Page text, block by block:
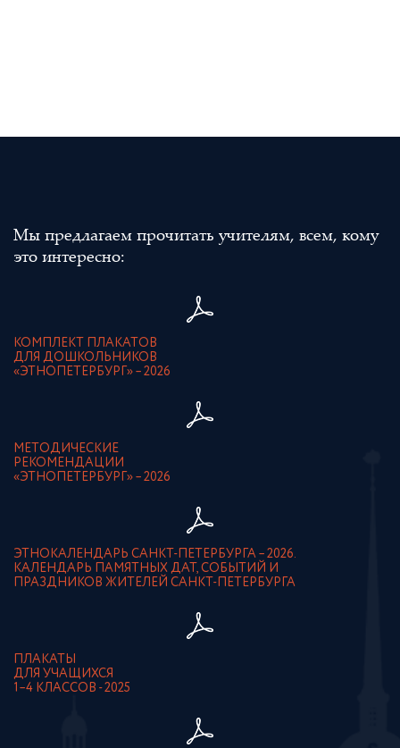
Мы предлагаем прочитать учителям, всем, кому
это интересно:
КОМПЛЕКТ ПЛАКАТОВ
ДЛЯ ДОШКОЛЬНИКОВ
«ЭТНОПЕТЕРБУРГ» – 2026
МЕТОДИЧЕСКИЕ
РЕКОМЕНДАЦИИ
«ЭТНОПЕТЕРБУРГ» – 2026
ЭТНОКАЛЕНДАРЬ САНКТ-ПЕТЕРБУРГА – 2026.
КАЛЕНДАРЬ ПАМЯТНЫХ ДАТ, СОБЫТИЙ И
ПРАЗДНИКОВ ЖИТЕЛЕЙ САНКТ-ПЕТЕРБУРГА
ПЛАКАТЫ
ДЛЯ УЧАЩИХСЯ
1–4 КЛАССОВ - 2025